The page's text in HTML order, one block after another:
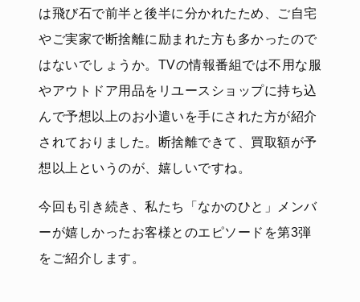
は飛び石で前半と後半に分かれたため、ご自宅
やご実家で断捨離に励まれた方も多かったので
はないでしょうか。TVの情報番組では不用な服
やアウトドア用品をリユースショップに持ち込
んで予想以上のお小遣いを手にされた方が紹介
されておりました。断捨離できて、買取額が予
想以上というのが、嬉しいですね。
今回も引き続き、私たち「なかのひと」メンバ
ーが嬉しかったお客様とのエピソードを第3弾
をご紹介します。